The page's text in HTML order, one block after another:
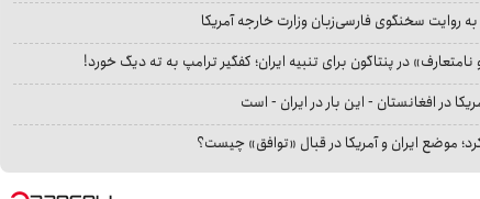
روایت سخنگوی فارسی‌زبان وزارت خارجه آمریکا
در پنتاگون برای تنبیه ایران؛ کفگیر ترامپ به ته دیگ خورد!
در افغانستان - این بار در ایران - است
موضع ایران و آمریکا در قبال «توافق» چیست؟